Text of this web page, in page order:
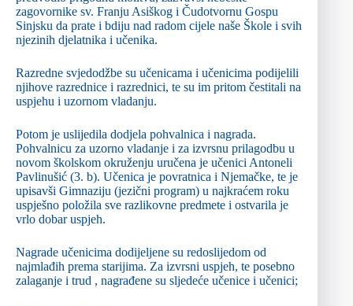
zagovornike sv. Franju Asiškog i Čudotvornu Gospu
Sinjsku da prate i bdiju nad radom cijele naše Škole i svih
njezinih djelatnika i učenika.
Razredne svjedodžbe su učenicama i učenicima podijelili
njihove razrednice i razrednici, te su im pritom čestitali na
uspjehu i uzornom vladanju.
Potom je uslijedila dodjela pohvalnica i nagrada.
Pohvalnicu za uzorno vladanje i za izvrsnu prilagodbu u
novom školskom okruženju uručena je učenici Antoneli
Pavlinušić (3. b). Učenica je povratnica i Njemačke, te je
upisavši Gimnaziju (jezični program) u najkraćem roku
uspješno položila sve razlikovne predmete i ostvarila je
vrlo dobar uspjeh.
Nagrade učenicima dodijeljene su redoslijedom od
najmlađih prema starijima. Za izvrsni uspjeh, te posebno
zalaganje i trud , nagrađene su sljedeće učenice i učenici;